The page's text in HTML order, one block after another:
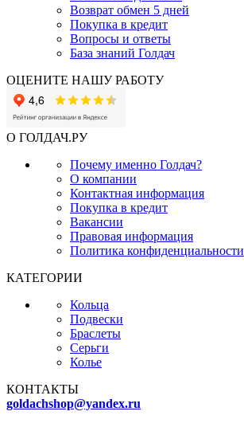
Возврат обмен 5 дней
Покупка в кредит
Вопросы и ответы
База знаний Голдач
ОЦЕНИТЕ НАШУ РАБОТУ
О ГОЛДАЧ.РУ
Почему именно Голдач?
О компании
Контактная информация
Покупка в кредит
Вакансии
Правовая информация
Политика конфиденциальности
КАТЕГОРИИ
Кольца
Подвески
Браслеты
Серьги
Колье
КОНТАКТЫ
goldachshop@yandex.ru